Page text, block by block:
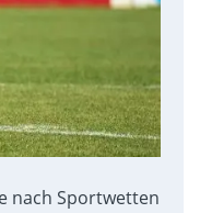
nach Sportwetten